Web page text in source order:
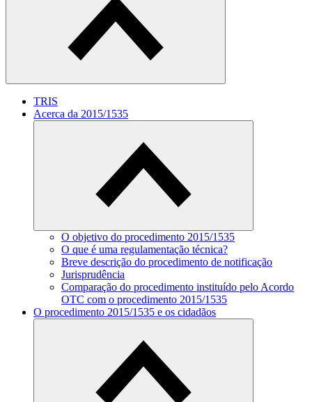
TRIS
Acerca da 2015/1535
O objetivo do procedimento 2015/1535
O que é uma regulamentação técnica?
Breve descrição do procedimento de notificação
Jurisprudência
Comparação do procedimento instituído pelo Acordo
OTC com o procedimento 2015/1535
O procedimento 2015/1535 e os cidadãos